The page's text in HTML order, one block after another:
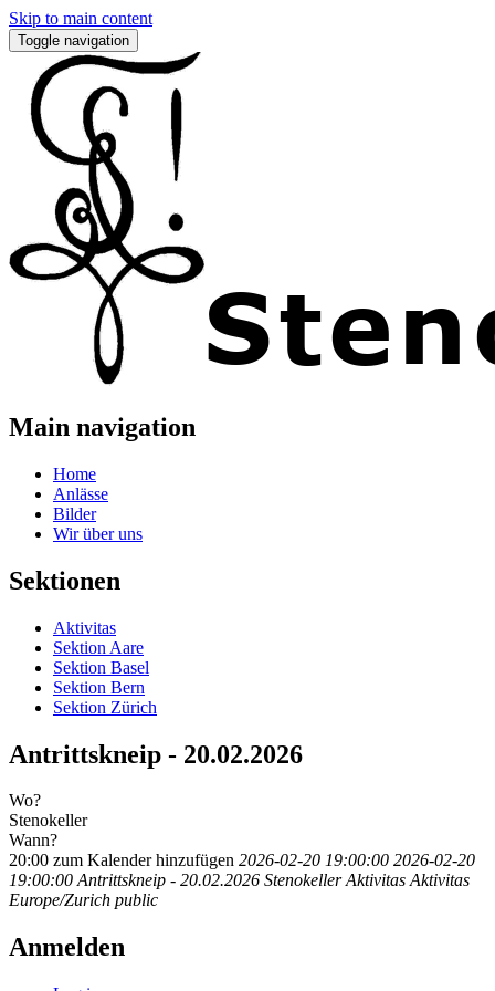
Skip to main content
Toggle navigation
Main navigation
Home
Anlässe
Bilder
Wir über uns
Sektionen
Aktivitas
Sektion Aare
Sektion Basel
Sektion Bern
Sektion Zürich
Antrittskneip - 20.02.2026
Wo?
Stenokeller
Wann?
20:00 zum Kalender hinzufügen 2026-02-20 19:00:00 2026-02-20
19:00:00 Antrittskneip - 20.02.2026 Stenokeller Aktivitas Aktivitas
Europe/Zurich public
Anmelden